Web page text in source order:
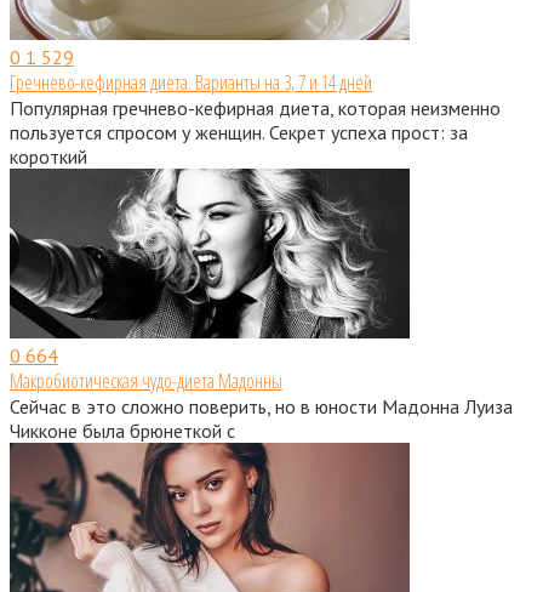
0 1 529
Гречнево-кефирная диета. Варианты на 3, 7 и 14 дней
Популярная гречнево-кефирная диета, которая неизменно
пользуется спросом у женщин. Секрет успеха прост: за
короткий
0 664
Макробиотическая чудо-диета Мадонны
Сейчас в это сложно поверить, но в юности Мадонна Луиза
Чикконе была брюнеткой с